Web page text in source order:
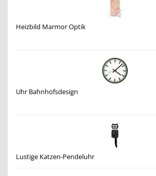
Heizbild Marmor Optik
Uhr Bahnhofsdesign
Lustige Katzen-Pendeluhr